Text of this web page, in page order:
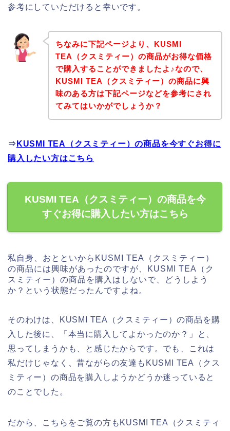
参考にしていただけると幸いです。
ちなみに下記ページより、KUSMI
TEA（クスミティー）の商品がお得な価格
で購入することができましたよ♪なので、
KUSMI TEA（クスミティー）の商品に興
味のある方は下記ページなどを参考にされ
てみてはいかがでしょうか？
⇒ KUSMI TEA（クスミティー）の商品を今すぐお得に
購入したい方はこちら
KUSMI TEA（クスミティー）の商品を今
すぐお得に購入したい方はこちら
私自身、おとといからKUSMI TEA（クスミティー）
の商品には興味があったのですが、KUSMI TEA（ク
スミティー）の商品を購入はしないで、どうしよう
か？という状態だったんですよね。
そのわけは、KUSMI TEA（クスミティー）の商品を購
入した後に、「本当に購入してよかったのか？」と、
思ってしまうかも、と感じたからです。でも、これは
私だけじゃなく、昔ながらの友達もKUSMI TEA（クス
ミティー）の商品を購入しようかどうか迷っていると
のことでした。
だから、こちらをご覧の方もKUSMI TEA（クスミティ